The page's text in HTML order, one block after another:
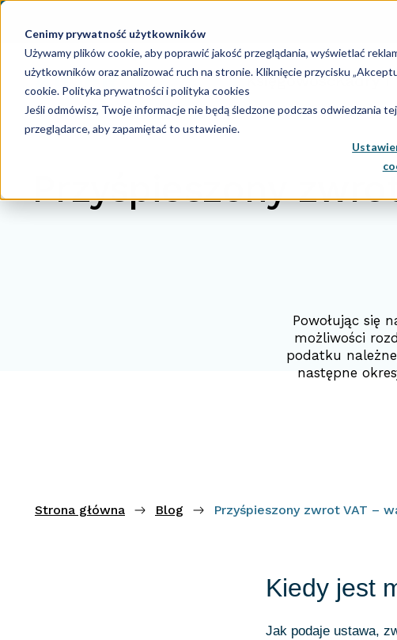
Cenimy prywatność użytkowników
Używamy plików cookie, aby poprawić jakość przeglądania, wyświetlać
użytkowników oraz analizować ruch na stronie. Kliknięcie przycisku
cookie.Polityka prywatności i polityka cookies
Jeśli odmówisz, Twoje informacje nie będą śledzone podczas
przeglądarce, aby zapamiętać to ustawienie.
KsięgowośćKadry i
Przyśpieszony
Powołując się
możliwości
podatku
następne
Strona główna Blog Przyśpieszony zwrot VAT –
Kiedy jest
Jak podaje ustawa,